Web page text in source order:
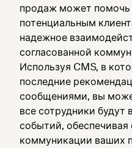
продаж может
потенциальным
надежное
согласованной
Используя CMS, в
последние
сообщениями, вы
все сотрудники будут
событий, обеспечивая
коммуникации ваших